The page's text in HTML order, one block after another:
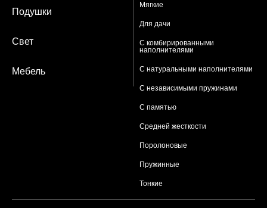
Мягкие
Для дачи
С комбирированными
наполнителями
С натуральными наполнителями
С независимыми пружинами
С памятью
Средней жесткости
Поролоновые
Пружинные
Тонкие
Подушки
Свет
Мебель